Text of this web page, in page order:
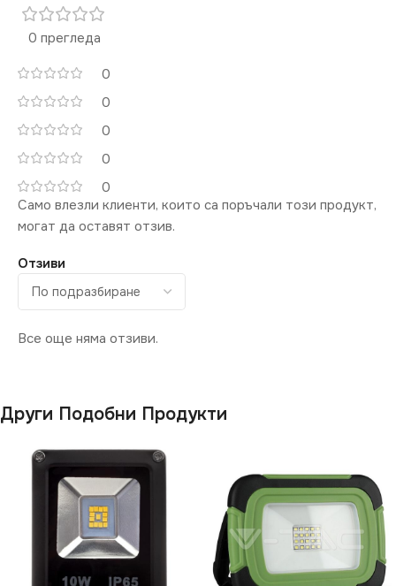
0 прегледа
0
0
0
0
0
Отзиви
Все още няма отзиви.
Само влезли клиенти, които са поръчали този продукт,
могат да оставят отзив.
Други Подобни Продукти